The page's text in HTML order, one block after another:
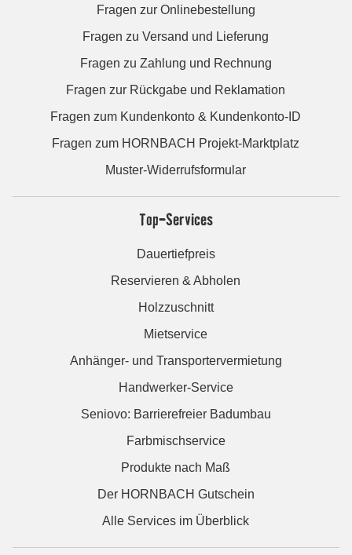
Fragen zur Onlinebestellung
Fragen zu Versand und Lieferung
Fragen zu Zahlung und Rechnung
Fragen zur Rückgabe und Reklamation
Fragen zum Kundenkonto & Kundenkonto-ID
Fragen zum HORNBACH Projekt-Marktplatz
Muster-Widerrufsformular
Top-Services
Dauertiefpreis
Reservieren & Abholen
Holzzuschnitt
Mietservice
Anhänger- und Transportervermietung
Handwerker-Service
Seniovo: Barrierefreier Badumbau
Farbmischservice
Produkte nach Maß
Der HORNBACH Gutschein
Alle Services im Überblick